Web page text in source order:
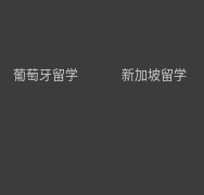
葡萄牙留学 新加坡留学